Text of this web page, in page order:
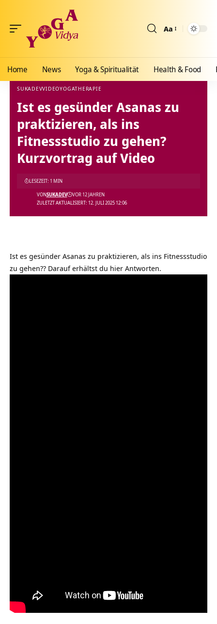
Aa
Home News Yoga & Spiritualität Health & Food
Yoga Vidya Blog - Yoga, Meditation und Ayurveda >Blog > Videos> Video
SUKADEVVIDEOYOGATHERAPIE
Ist es gesünder Asanas zu
praktizieren, als ins
Fitnessstudio zu gehen?
Kurzvortrag auf Video
ZULETZT AKTUALISIERT: 12. JULI 2025 12:06
VONSUKADEV VOR 12 JAHREN
LESEZEIT: 1 MIN
Ist es gesünder Asanas zu praktizieren, als ins Fitnessstudio
zu gehen?? Darauf erhältst du hier Antworten.